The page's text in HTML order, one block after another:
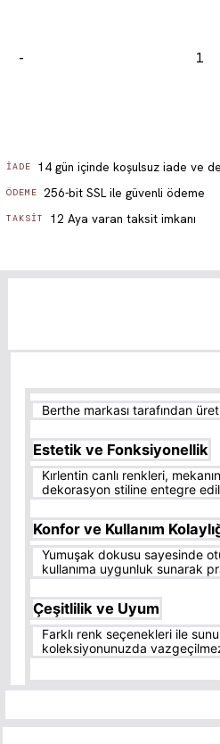
-
İADE 14 gün içinde koşulsuz iade ve
ÖDEME 256-bit SSL ile güvenli ödeme
TAKSIT 12 Aya varan taksit imkanı
Berthe markası tarafından
Estetik ve Fonksiyonellik
Kırlentin canlı renkleri,
dekorasyon stiline entegre
Konfor ve Kullanım
Yumuşak dokusu sayesinde
kullanıma uygunluk sunarak
Çeşitlilik ve Uyum
Farklı renk seçenekleri ile
koleksiyonunuzda